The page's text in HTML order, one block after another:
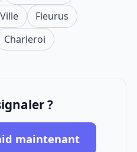
Fleurus
Charleroi
?
maintenant